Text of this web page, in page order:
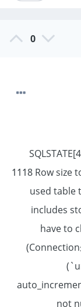
0
1118 Row
used table
includes
have to